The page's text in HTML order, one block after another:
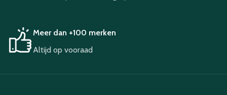
Meer dan +100 merken
Altijd op vooraad